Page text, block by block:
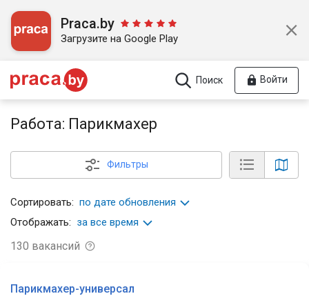
Praca.by
Загрузите на Google Play
Поиск Войти
Работа: Парикмахер
Фильтры
Сортировать: по дате обновления
Отображать: за все время
130 вакансий
Парикмахер-универсал